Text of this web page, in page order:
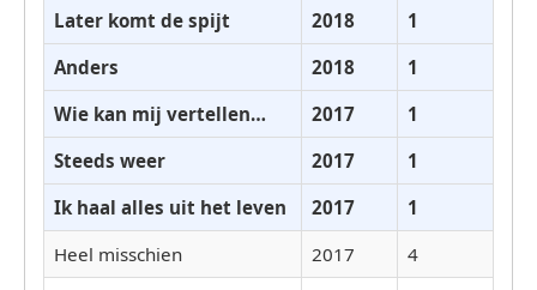
Later komt de spijt
2018
1
Anders
2018
1
Wie kan mij vertellen…
2017
1
Steeds weer
2017
1
Ik haal alles uit het leven
2017
1
Heel misschien
2017
4